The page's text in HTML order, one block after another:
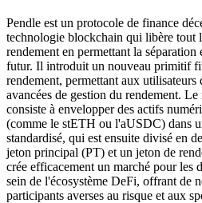
Pendle est un protocole de finance
technologie blockchain qui libère tout
rendement en permettant la
futur. Il introduit un nouveau primitif
rendement, permettant aux utilisateurs
avancées de gestion du rendement.
consiste à envelopper des actifs
(comme le stETH ou l'aUSDC) dans
standardisé, qui est ensuite divisé en
jeton principal (PT) et un jeton de
crée efficacement un marché pour les
sein de l'écosystème DeFi, offrant de
participants averses au risque et aux